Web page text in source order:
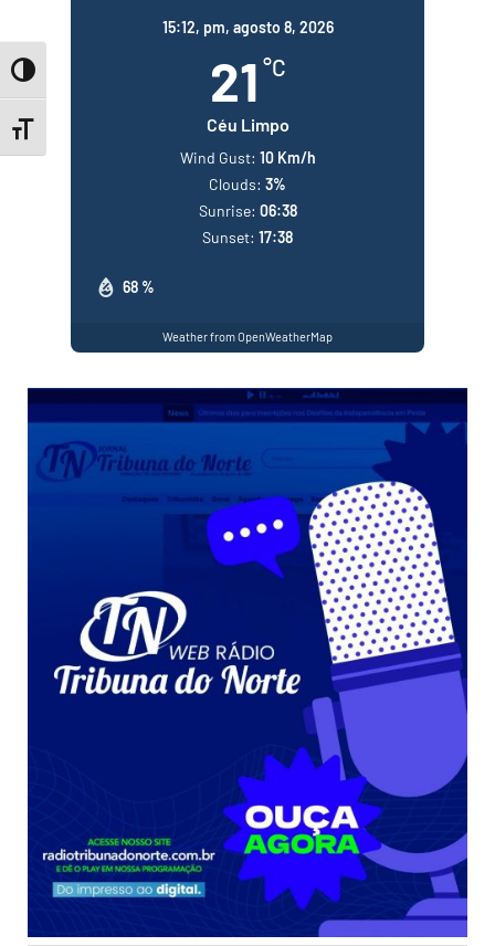
Toggle High Contrast
Toggle Font size
15:12, pm, agosto 8, 2026
21 °C
Céu Limpo
68 %
Wind Gust: 10 Km/h
Clouds: 3%
Sunrise: 06:38
Sunset: 17:38
Weather from OpenWeatherMap